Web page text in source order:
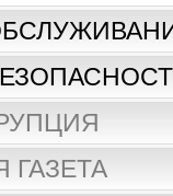
ГАЗЕТА